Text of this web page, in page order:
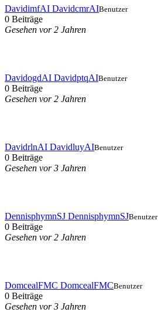
DavidimfAI DavidcmrAIBenutzer
0 Beiträge
Gesehen vor 2 Jahren
DavidogdAI DavidptqAIBenutzer
0 Beiträge
Gesehen vor 2 Jahren
DavidrlnAI DavidluyAIBenutzer
0 Beiträge
Gesehen vor 3 Jahren
DennisphymnSJ DennisphymnSJBenutzer
0 Beiträge
Gesehen vor 2 Jahren
DomcealFMC DomcealFMCBenutzer
0 Beiträge
Gesehen vor 3 Jahren